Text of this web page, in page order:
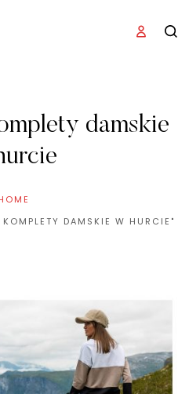
damskie
DAMSKIE W HURCIE"